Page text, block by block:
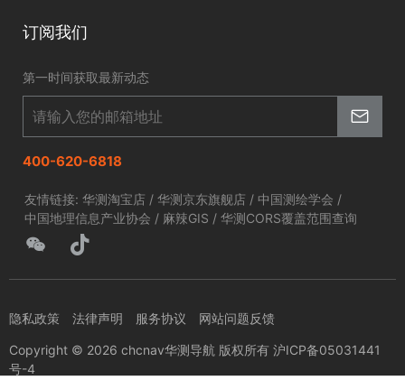
智慧海洋
智慧农业
智慧林草
订阅我们
第一时间获取最新动态
400-620-6818
友情链接:华测淘宝店 /华测京东旗舰店 / 中国测绘学会 /
中国地理信息产业协会 / 麻辣GIS /华测CORS覆盖范围查询
隐私政策 法律声明 服务协议 网站问题反馈
Copyright © 2026 chcnav华测导航 版权所有 沪ICP备05031441
号-4